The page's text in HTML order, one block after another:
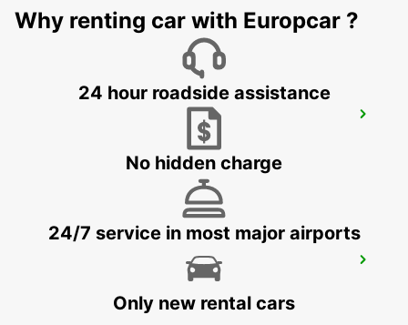
FORT DE FRANCE AIRPORT
FORT DE FRANCE - MARTINIQUE
ANR ROBINSON INTERNATIONAL
CROWN POINT - TRINIDAD AND TOBAGO
Why renting car with Europcar ?
24 hour roadside assistance
No hidden charge
24/7 service in most major airports
Only new rental cars